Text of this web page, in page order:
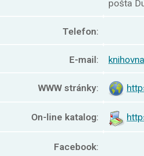
pošta
Telefon:
E-mail:
WWW stránky:
On-line katalog:
Facebook: